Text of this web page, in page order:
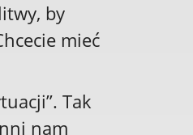
by
mieć
Tak
nam